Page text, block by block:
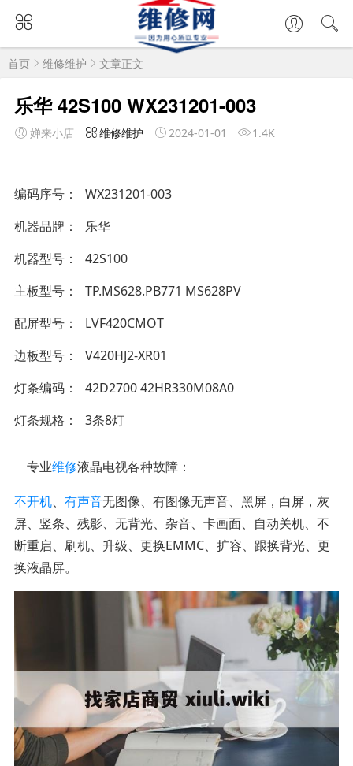
首页 维修维护 文章正文
乐华 42S100 WX231201-003
婵来小店 维修维护 2024-01-01 1.4K
编码序号
WX231201-003
机器品牌
乐华
机器型号
42S100
主板型号
TP.MS628.PB771 MS628PV
配屏型号
LVF420CMOT
边板型号
V420HJ2-XR01
灯条编码
42D2700 42HR330M08A0
灯条规格
3条8灯
专业维修液晶电视各种故障：
不开机、 有声音无图像、有图像无声音、黑屏，白屏，灰
屏、竖条、残影、无背光、杂音、卡画面、自动关机、不
断重启、刷机、升级、更换EMMC、扩容、跟换背光、更
换液晶屏。